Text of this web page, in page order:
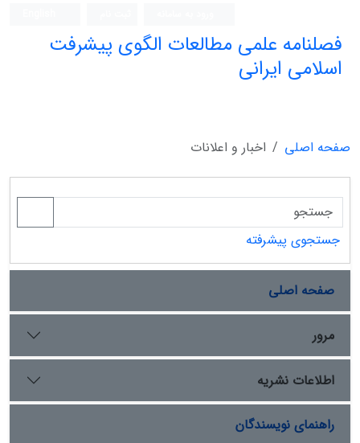
فصلنامه علمی مطالعات الگوی پیشرفت
اسلامی ایرانی
صفحه اصلی اخبار و اعلانات
جستجوی پیشرفته
صفحه اصلی
مرور
اطلاعات نشریه
راهنمای نویسندگان